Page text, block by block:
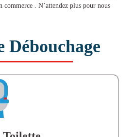
commerce . N’attendez plus pour nous
Débouchage